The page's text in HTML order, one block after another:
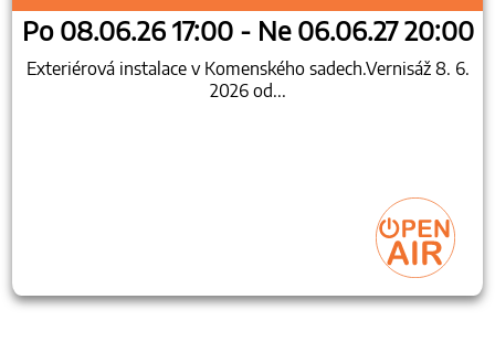
Po 08.06.26 17:00 - Ne 06.06.27 20:00
Exteriérová instalace v Komenského sadech.Vernisáž 8. 6.
2026 od...